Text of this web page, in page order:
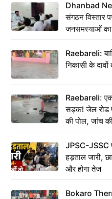
Dhanbad
संगठन विस्तार
जनसमस्याओं का
Raebareli:
निकासी के
Raebareli:
सड़क! जेल रोड
की पोल, जांच
JPSC-JSSC
हड़ताल जारी,
और होगा तेज
Bokaro